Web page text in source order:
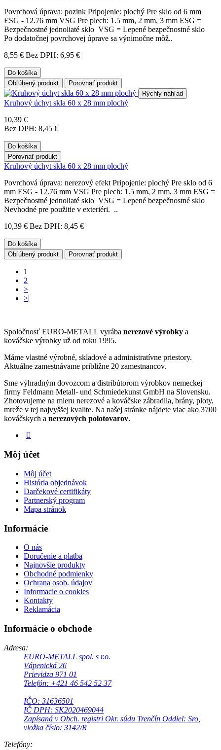
Povrchová úprava: pozink Pripojenie: plochý Pre sklo od 6 mm
ESG - 12.76 mm VSG Pre plech: 1.5 mm, 2 mm, 3 mm ESG =
Bezpečnostné jednoliaté sklo VSG = Lepené bezpečnostné sklo
Po dodatočnej povrchovej úprave sa výnimočne môž..
8,55 € Bez DPH: 6,95 €
Do košíka
Obľúbený produkt
Porovnať produkt
Rýchly náhľad
Kruhový úchyt skla 60 x 28 mm plochý
10,39 €
Bez DPH: 8,45 €
Do košíka
Porovnať produkt
Kruhový úchyt skla 60 x 28 mm plochý
Povrchová úprava: nerezový efekt Pripojenie: plochý Pre sklo od 6
mm ESG - 12.76 mm VSG Pre plech: 1.5 mm, 2 mm, 3 mm ESG =
Bezpečnostné jednoliaté sklo VSG = Lepené bezpečnostné sklo
Nevhodné pre použitie v exteriéri. ..
10,39 € Bez DPH: 8,45 €
Do košíka
Obľúbený produkt
Porovnať produkt
1
2
>
>|
Spoločnosť EURO-METALL vyrába nerezové výrobky a
kováčske výrobky už od roku 1995.
Máme vlastné výrobné, skladové a administratívne priestory.
Aktuálne zamestnávame približne 20 zamestnancov.
Sme výhradným dovozcom a distribútorom výrobkov nemeckej
firmy Feldmann Metall- und Schmiedekunst GmbH na Slovensku.
Zhotovujeme na mieru nerezové a kováčske zábradlia, brány, ploty,
mreže v tej najvyššej kvalite. Na našej stránke nájdete viac ako 3700
kováčskych a nerezových polotovarov.
Môj účet
Môj účet
História objednávok
Darčekové certifikáty
Partnerský program
Mapa stránok
Informácie
O nás
Doručenie a platba
Najnovšie produkty
Obchodné podmienky
Ochrana osob. údajov
Informacie o cookies
Kontakty
Reklamácia
Informácie o obchode
Adresa:
EURO-METALL spol. s r.o.
Vápenická 26
Prievidza 971 01
Telefón: +421 46 542 52 37
IČO: 31636501
IČ DPH: SK2020469044
Zapísaná v Obch. registri Okr. súdu Trenčín Oddiel: Sro,
vložka číslo: 3142/R
Telefóny: